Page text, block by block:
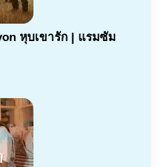
หุบเขารัก | แรมซัม